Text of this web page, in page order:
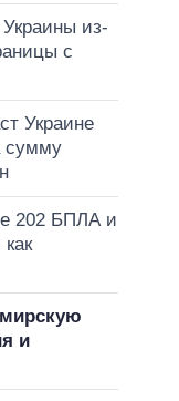
из-
с
Украине
сумму
202 БПЛА и
и